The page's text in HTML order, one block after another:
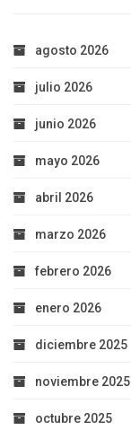
agosto 2026
julio 2026
junio 2026
mayo 2026
abril 2026
marzo 2026
febrero 2026
enero 2026
diciembre 2025
noviembre 2025
octubre 2025